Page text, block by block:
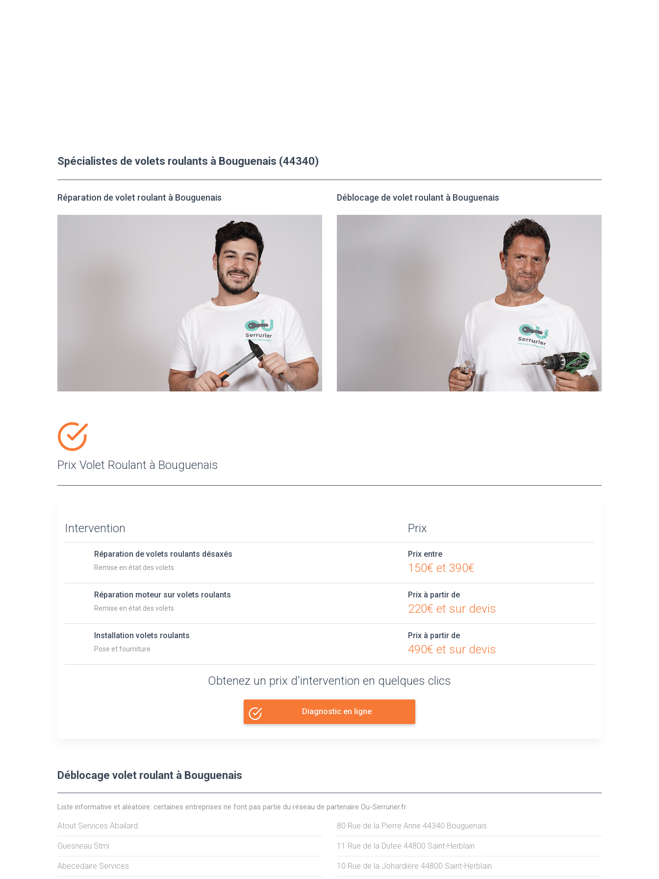
Spécialistes de volets roulants à Bouguenais (44340)
Réparation de volet roulant à Bouguenais Déblocage de volet roulant à Bouguenais
Prix Volet Roulant à Bouguenais
Intervention Prix
Réparation de volets roulants désaxés
Remise en état des volets
Prix entre
150€ et 390€
Réparation moteur sur volets roulants
Remise en état des volets
Prix à partir de
220€ et sur devis
Installation volets roulants
Pose et fourniture
Prix à partir de
490€ et sur devis
Obtenez un prix d'intervention en quelques clics
Diagnostic en ligne
Déblocage volet roulant à Bouguenais
Liste informative et aléatoire: certaines entreprises ne font pas partie du réseau de partenaire Ou-Serrurier.fr
Atout Services Abailard 80 Rue de la Pierre Anne 44340 Bouguenais
Guesneau Stmi 11 Rue de la Dutee 44800 Saint-Herblain
Abecedaire Services 10 Rue de la Johardière 44800 Saint-Herblain